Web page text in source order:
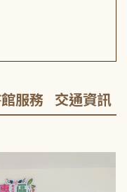
服務 交通資訊